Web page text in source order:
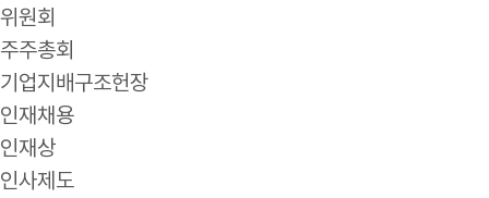
위원회
주주총회
기업지배구조헌장
인재채용
인재상
인사제도